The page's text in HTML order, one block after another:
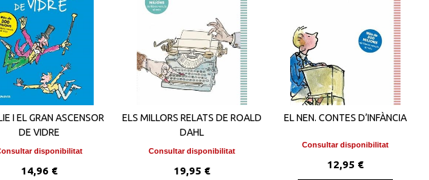
I EL GRAN ASCENSOR
DE VIDRE
disponibilitat
14,96 €
ELS MILLORS RELATS DE ROALD
DAHL
Consultar disponibilitat
19,95 €
EL NEN. CONTES D’INFÀNCIA
Consultar disponibilitat
12,95 €